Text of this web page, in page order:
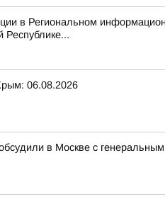
в Региональном
Республике...
06.08.2026
в Москве с